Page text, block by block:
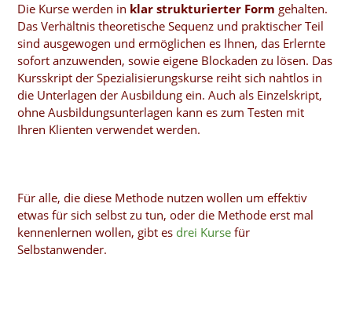
Die Kurse werden in klar strukturierter Form gehalten.
Das Verhältnis theoretische Sequenz und praktischer Teil
sind ausgewogen und ermöglichen es Ihnen, das Erlernte
sofort anzuwenden, sowie eigene Blockaden zu lösen. Das
Kursskript der Spezialisierungskurse reiht sich nahtlos in
die Unterlagen der Ausbildung ein. Auch als Einzelskript,
ohne Ausbildungsunterlagen kann es zum Testen mit
Ihren Klienten verwendet werden.
Für alle, die diese Methode nutzen wollen um effektiv
etwas für sich selbst zu tun, oder die Methode erst mal
kennenlernen wollen, gibt es drei Kursefür
Selbstanwender.